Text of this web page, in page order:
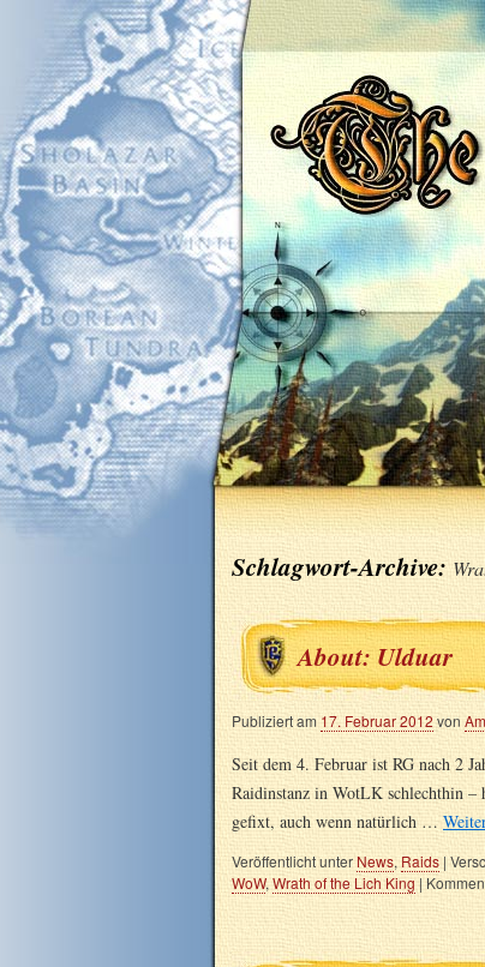
Schlagwort-Archive:
About: Ulduar
Publiziert am 17. Februar 2012 von
Seit dem 4. Februar ist RG nach 2
Raidinstanz in WotLK schlechthin –
gefixt, auch wenn natürlich …
Veröffentlicht unterNews, Raids |
WoW,Wrath of the Lich King |